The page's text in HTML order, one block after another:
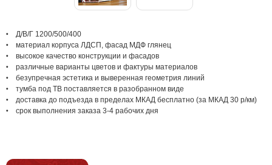
Д/В/Г 1200/500/400
материал корпуса ЛДСП, фасад МДФ глянец
высокое качество конструкции и фасадов
различные варианты цветов и фактуры материалов
безупречная эстетика и выверенная геометрия линий
тумба под ТВ поставляется в разобранном виде
доставка до подъезда в пределах МКАД бесплатно (за МКАД 30 р/км)
срок выполнения заказа 3-4 рабочих дня